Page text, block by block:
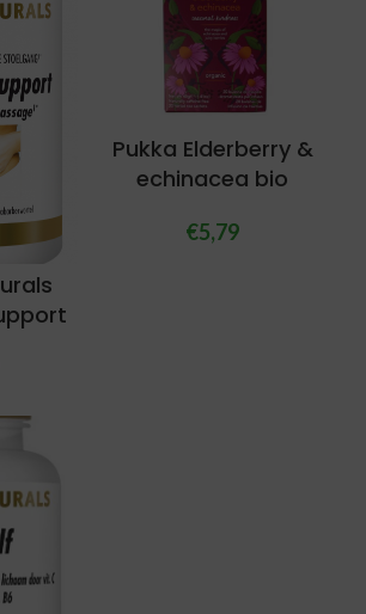
Pukka Elderberry &
echinacea bio
€5,79